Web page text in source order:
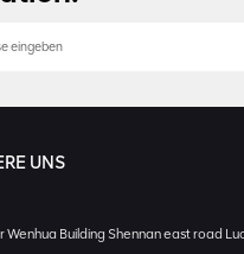
UNS
Building Shennan east road